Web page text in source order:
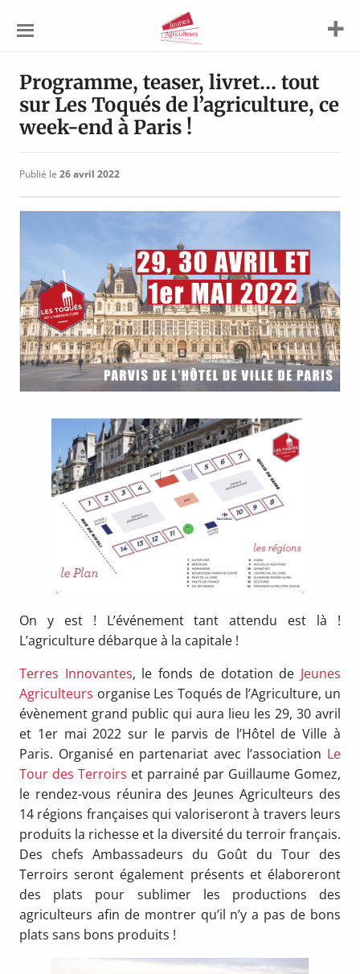
Agriculteurs
Programme, teaser, livret… tout
sur Les Toqués de l’agriculture, ce
week-end à Paris !
Publié le 26 avril 2022
On y est ! L’événement tant attendu est là !
L’agriculture débarque à la capitale !
Terres Innovantes, le fonds de dotation de Jeunes
Agriculteurs organise Les Toqués de l’Agriculture, un
évènement grand public qui aura lieu les 29, 30 avril
et 1er mai 2022 sur le parvis de l’Hôtel de Ville à
Paris. Organisé en partenariat avec l’association Le
Tour des Terroirs et parrainé par Guillaume Gomez,
le rendez-vous réunira des Jeunes Agriculteurs des
14 régions françaises qui valoriseront à travers leurs
produits la richesse et la diversité du terroir français.
Des chefs Ambassadeurs du Goût du Tour des
Terroirs seront également présents et élaboreront
des plats pour sublimer les productions des
agriculteurs afin de montrer qu’il n’y a pas de bons
plats sans bons produits !